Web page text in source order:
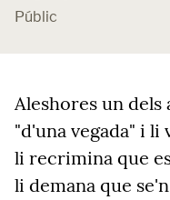
Públic
Aleshores un
"d'una vegada" i li
li recrimina que
li demana que